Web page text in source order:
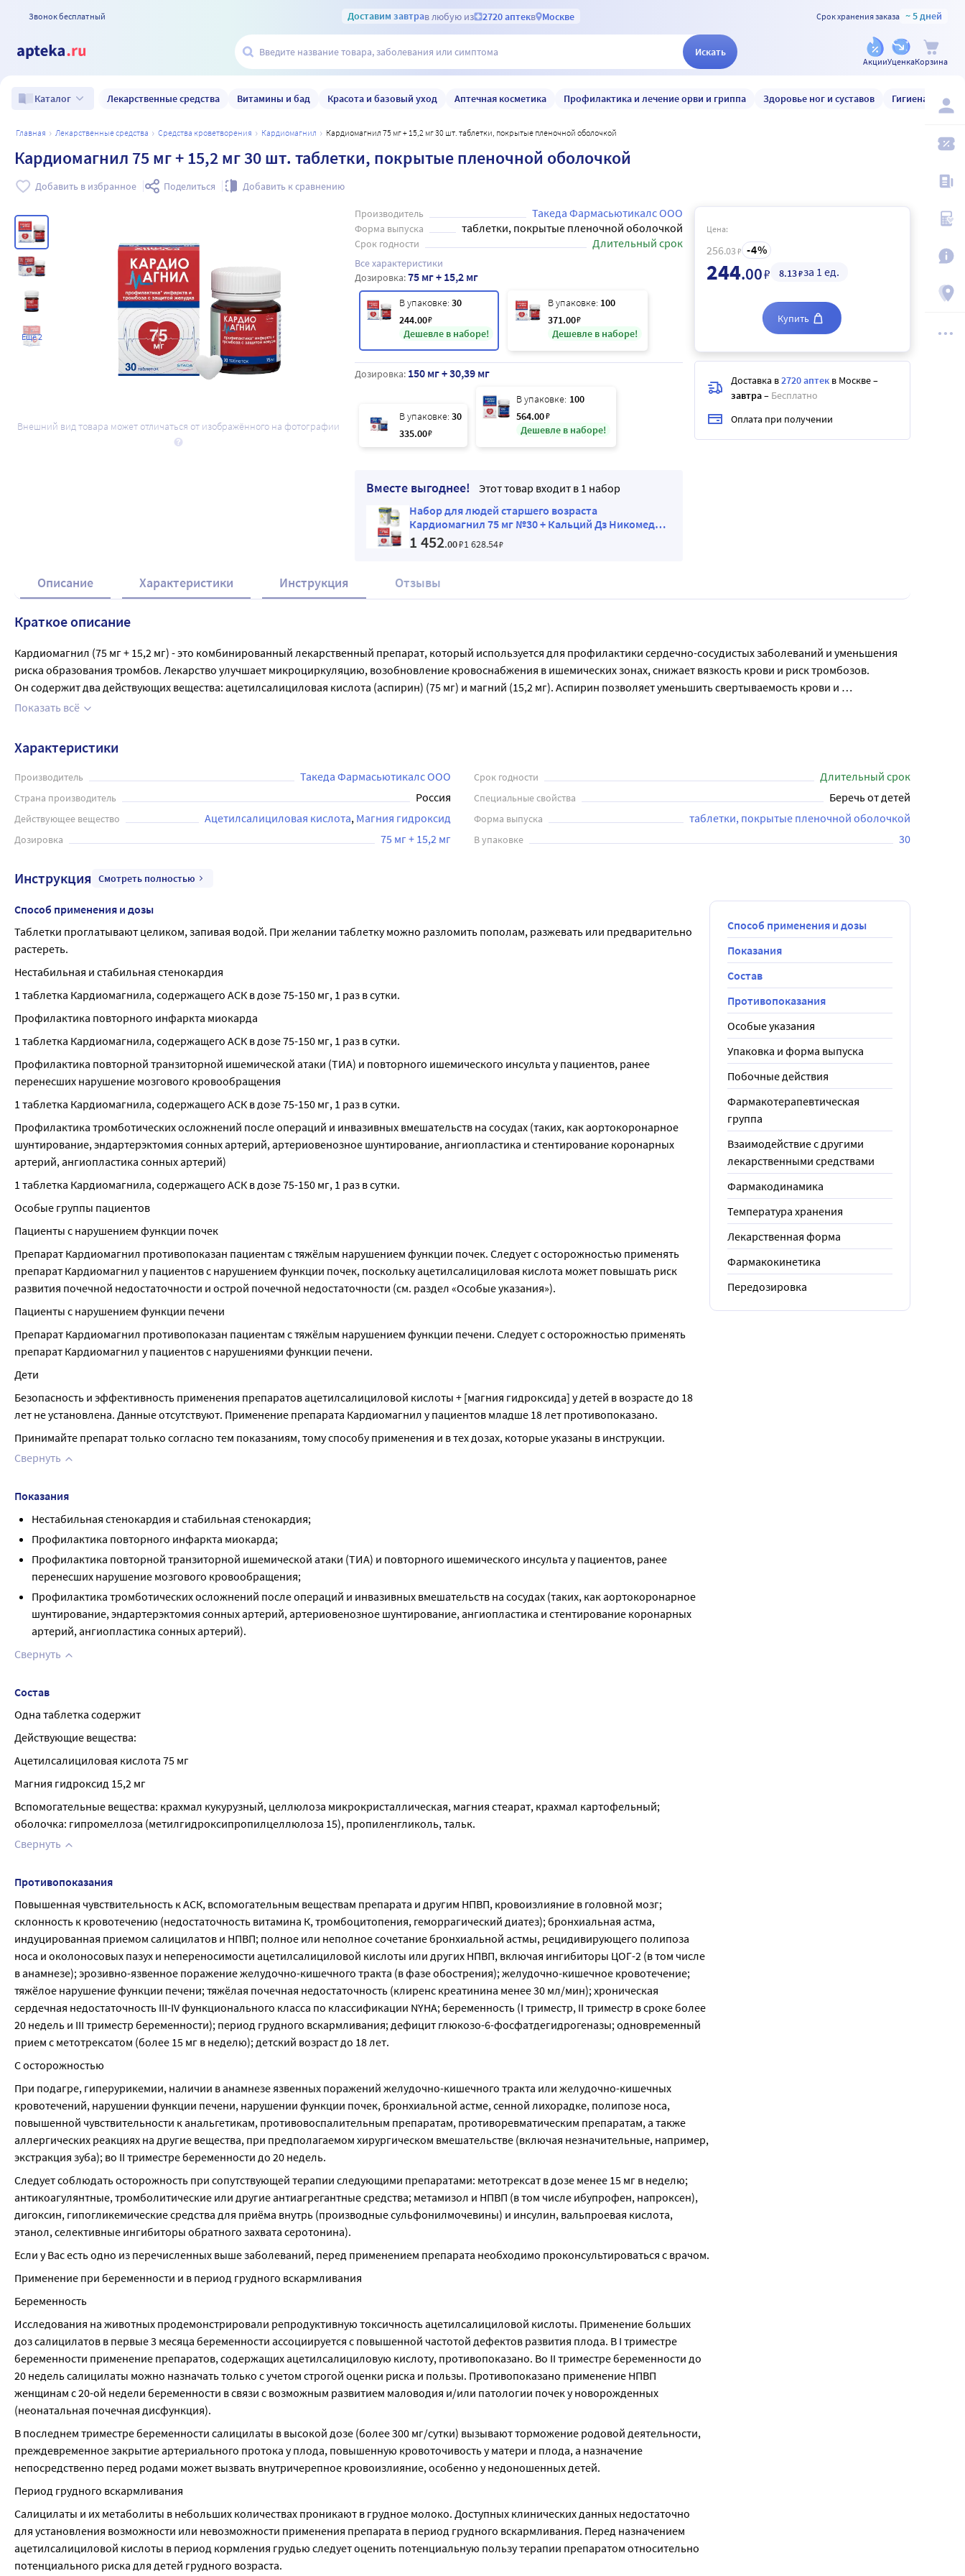
Звонок бесплатный Доставим завтрав любую из 2720 аптекв Москве Срок хранения заказа ~ 5 дней
Искать
АкцииУценкаКорзина
Каталог Лекарственные средства Витамины и бад Красота и базовый уход Аптечная косметика Профилактика и лечение орви и гриппа Здоровье ног и суставов Гигиена и уход
главная лекарственные средства средства кроветворения кардиомагнил Кардиомагнил 75 мг + 15,2 мг 30 шт. таблетки, покрытые пленочной оболочкой
Кардиомагнил 75 мг + 15,2 мг 30 шт. таблетки, покрытые пленочной оболочкой
Добавить в избранное Поделиться Добавить к сравнению
Ещё 2
Внешний вид товара может отличаться от изображённого на фотографии
Производитель Такеда Фармасьютикалс ООО
Форма выпуска таблетки, покрытые пленочной оболочкой
Срок годности Длительный срок
Все характеристики
Дозировка:75 мг + 15,2 мг
В упаковке: 30
244.00₽
Дешевле в наборе!
В упаковке: 100
371.00₽
Дешевле в наборе!
Дозировка: 150 мг + 30,39 мг
В упаковке: 30
335.00₽
В упаковке: 100
564.00₽
Дешевле в наборе!
Вместе выгоднее!
Этот товар входит в 1 набор
Набор для людей старшего возраста
Кардиомагнил 75 мг №30 + Кальций Дз Никомед
Форте 120 со скидкой
1 452.00₽1 628.54₽
Цена:
256.03 ₽ 4
244.00₽ 8.13₽за 1 ед.
Купить
Доставка в2720 аптек в Москве–
завтра– Бесплатно
Оплата при получении
Описание Характеристики Инструкция Отзывы
Краткое описание
Кардиомагнил (75 мг + 15,2 мг) - это комбинированный лекарственный препарат, который используется для профилактики сердечно-сосудистых заболеваний и уменьшения
риска образования тромбов. Лекарство улучшает микроциркуляцию, возобновление кровоснабжения в ишемических зонах, снижает вязкость крови и риск тромбозов.
Он содержит два действующих вещества: ацетилсалициловая кислота (аспирин) (75 мг) и магний (15,2 мг). Аспирин позволяет уменьшить свертываемость крови и
предотвратить образование тромбов, тем самым уменьшая риск возникновения сердечных приступов и инсультов. Магний может способствовать защите слизистой оболочки
Кардиомагнил имеет высокую эффективность и безопасность, и может использоваться как при лечении, так и при профилактике сердечно-сосудистых заболеваний. Курс
Показать всё
Характеристики
Производитель Такеда Фармасьютикалс ООО Срок годности Длительный срок
Страна производитель Россия Специальные свойства Беречь от детей
Действующее вещество Ацетилсалициловая кислота Магния гидроксид Форма выпуска таблетки, покрытые пленочной оболочкой
Дозировка 75 мг + 15,2 мг В упаковке 30
Инструкция Смотреть полностью
Способ применения и дозы
Таблетки проглатывают целиком, запивая водой. При желании таблетку можно разломить пополам, разжевать или предварительно
растереть.
Нестабильная и стабильная стенокардия
1 таблетка Кардиомагнила, содержащего АСК в дозе 75-150 мг, 1 раз в сутки.
Профилактика повторного инфаркта миокарда
1 таблетка Кардиомагнила, содержащего АСК в дозе 75-150 мг, 1 раз в сутки.
Профилактика повторной транзиторной ишемической атаки (ТИА) и повторного ишемического инсульта у пациентов, ранее
перенесших нарушение мозгового кровообращения
1 таблетка Кардиомагнила, содержащего АСК в дозе 75-150 мг, 1 раз в сутки.
Профилактика тромботических осложнений после операций и инвазивных вмешательств на сосудах (таких, как аортокоронарное
шунтирование, эндартерэктомия сонных артерий, артериовенозное шунтирование, ангиопластика и стентирование коронарных
артерий, ангиопластика сонных артерий)
1 таблетка Кардиомагнила, содержащего АСК в дозе 75-150 мг, 1 раз в сутки.
Особые группы пациентов
Пациенты с нарушением функции почек
Препарат Кардиомагнил противопоказан пациентам с тяжёлым нарушением функции почек. Следует с осторожностью применять
препарат Кардиомагнил у пациентов с нарушением функции почек, поскольку ацетилсалициловая кислота может повышать риск
развития почечной недостаточности и острой почечной недостаточности (см. раздел «Особые указания»).
Пациенты с нарушением функции печени
Препарат Кардиомагнил противопоказан пациентам с тяжёлым нарушением функции печени. Следует с осторожностью применять
препарат Кардиомагнил у пациентов с нарушениями функции печени.
Дети
Безопасность и эффективность применения препаратов ацетилсалициловой кислоты + [магния гидроксида] у детей в возрасте до 18
лет не установлена. Данные отсутствуют. Применение препарата Кардиомагнил у пациентов младше 18 лет противопоказано.
Принимайте препарат только согласно тем показаниям, тому способу применения и в тех дозах, которые указаны в инструкции.
Свернуть
Показания
Нестабильная стенокардия и стабильная стенокардия;
Профилактика повторного инфаркта миокарда;
Профилактика повторной транзиторной ишемической атаки (ТИА) и повторного ишемического инсульта у пациентов, ранее
перенесших нарушение мозгового кровообращения;
Профилактика тромботических осложнений после операций и инвазивных вмешательств на сосудах (таких, как аортокоронарное
шунтирование, эндартерэктомия сонных артерий, артериовенозное шунтирование, ангиопластика и стентирование коронарных
артерий, ангиопластика сонных артерий).
Свернуть
Состав
Одна таблетка содержит
Действующие вещества:
Ацетилсалициловая кислота 75 мг
Магния гидроксид 15,2 мг
Вспомогательные вещества: крахмал кукурузный, целлюлоза микрокристаллическая, магния стеарат, крахмал картофельный;
оболочка: гипромеллоза (метилгидроксипропилцеллюлоза 15), пропиленгликоль, тальк.
Свернуть
Противопоказания
Повышенная чувствительность к АСК, вспомогательным веществам препарата и другим НПВП, кровоизлияние в головной мозг;
склонность к кровотечению (недостаточность витамина К, тромбоцитопения, геморрагический диатез); бронхиальная астма,
индуцированная приемом салицилатов и НПВП; полное или неполное сочетание бронхиальной астмы, рецидивирующего полипоза
носа и околоносовых пазух и непереносимости ацетилсалициловой кислоты или других НПВП, включая ингибиторы ЦОГ-2 (в том числе
в анамнезе); эрозивно-язвенное поражение желудочно-кишечного тракта (в фазе обострения); желудочно-кишечное кровотечение;
тяжёлое нарушение функции печени; тяжёлая почечная недостаточность (клиренс креатинина менее 30 мл/мин); хроническая
сердечная недостаточность III-IV функционального класса по классификации NYHA; беременность (I триместр, II триместр в сроке более
20 недель и III триместр беременности); период грудного вскармливания; дефицит глюкозо-6-фосфатдегидрогеназы; одновременный
прием с метотрексатом (более 15 мг в неделю); детский возраст до 18 лет.
С осторожностью
При подагре, гиперурикемии, наличии в анамнезе язвенных поражений желудочно-кишечного тракта или желудочно-кишечных
кровотечений, нарушении функции печени, нарушении функции почек, бронхиальной астме, сенной лихорадке, полипозе носа,
повышенной чувствительности к анальгетикам, противовоспалительным препаратам, противоревматическим препаратам, а также
аллергических реакциях на другие вещества, при предполагаемом хирургическом вмешательстве (включая незначительные, например,
экстракция зуба); во II триместре беременности до 20 недель.
Следует соблюдать осторожность при сопутствующей терапии следующими препаратами: метотрексат в дозе менее 15 мг в неделю;
антикоагулянтные, тромболитические или другие антиагрегантные средства; метамизол и НПВП (в том числе ибупрофен, напроксен),
дигоксин, гипогликемические средства для приёма внутрь (производные сульфонилмочевины) и инсулин, вальпроевая кислота,
этанол, селективные ингибиторы обратного захвата серотонина).
Если у Вас есть одно из перечисленных выше заболеваний, перед применением препарата необходимо проконсультироваться с врачом.
Применение при беременности и в период грудного вскармливания
Беременность
Исследования на животных продемонстрировали репродуктивную токсичность ацетилсалициловой кислоты. Применение больших
доз салицилатов в первые 3 месяца беременности ассоциируется с повышенной частотой дефектов развития плода. В I триместре
беременности применение препаратов, содержащих ацетилсалициловую кислоту, противопоказано. Во II триместре беременности до
20 недель салицилаты можно назначать только с учетом строгой оценки риска и пользы. Противопоказано применение НПВП
женщинам с 20-ой недели беременности в связи с возможным развитием маловодия и/или патологии почек у новорожденных
(неонатальная почечная дисфункция).
В последнем триместре беременности салицилаты в высокой дозе (более 300 мг/сутки) вызывают торможение родовой деятельности,
преждевременное закрытие артериального протока у плода, повышенную кровоточивость у матери и плода, а назначение
непосредственно перед родами может вызвать внутричерепное кровоизлияние, особенно у недоношенных детей.
Период грудного вскармливания
Салицилаты и их метаболиты в небольших количествах проникают в грудное молоко. Доступных клинических данных недостаточно
для установления возможности или невозможности применения препарата в период грудного вскармливания. Перед назначением
ацетилсалициловой кислоты в период кормления грудью следует оценить потенциальную пользу терапии препаратом относительно
потенциального риска для детей грудного возраста.
Способ применения и дозы
Показания
Состав
Противопоказания
Особые указания
Упаковка и форма выпуска
Побочные действия
Фармакотерапевтическая
группа
Взаимодействие с другими
лекарственными средствами
Фармакодинамика
Температура хранения
Лекарственная форма
Фармакокинетика
Передозировка